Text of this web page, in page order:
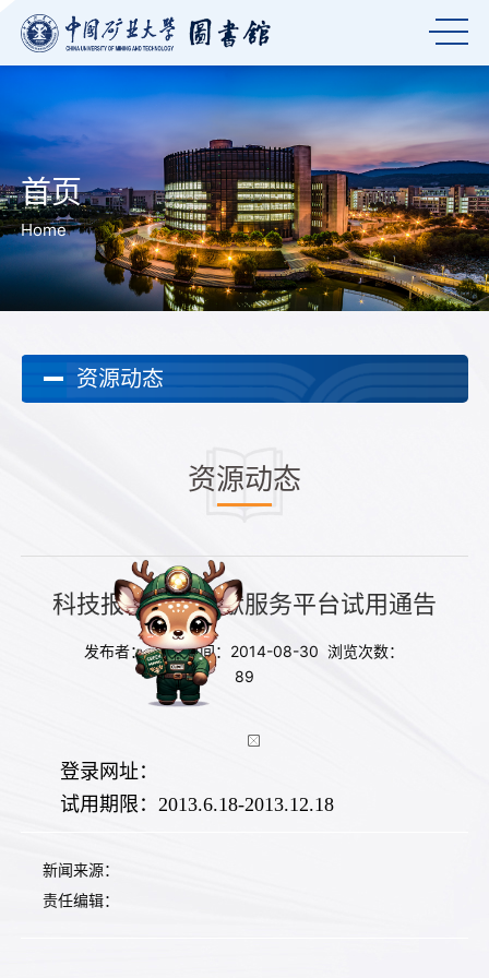
首页
Home
资源动态
资源动态
科技报告数据文献服务平台试用通告
发布者： 发布时间：2014-08-30 浏览次数：
89
登录网址：
试用期限：2013.6.18-2013.12.18
新闻来源：
责任编辑：